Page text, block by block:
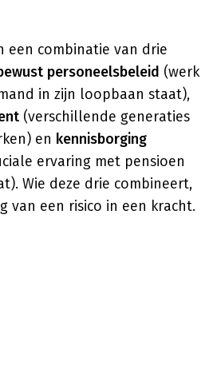
een combinatie van drie
personeelsbeleid (werk
in zijn loopbaan staat),
(verschillende generaties
en kennisborging
ervaring met pensioen
Wie deze drie combineert,
van een risico in een kracht.